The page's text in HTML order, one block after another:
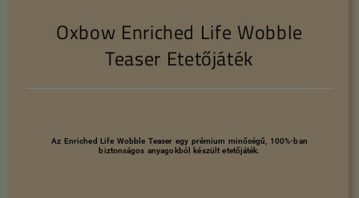
Oxbow Enriched Life Wobble
Teaser Etetőjáték
Az Enriched Life Wobble Teaser egy prémium minőségű, 100%-ban
biztonságos anyagokból készült etetőjáték.